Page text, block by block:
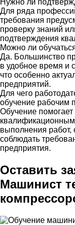
Для ряда
требования
проверку знаний
подтверждения
Можно ли
Да. Большинство
в удобное время и
что особенно
предприятий.
Для чего
обучение рабочим
Обучение помогает
квалификационным
выполнения работ,
соблюдать
предприятия.
Оставить
Машинист